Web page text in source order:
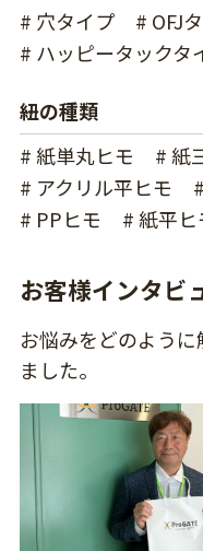
# 穴タイプ
# OFJ
# ハッピータックタ
紐の種類
# 紙単丸ヒモ
# 紙
# アクリル平ヒモ
# PPヒモ
# 紙平ヒ
お客様インタビ
お悩みをどのよう
ました。